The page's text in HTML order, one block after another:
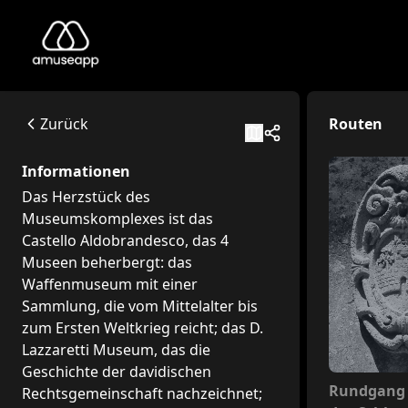
Polo Museale Arcidosso
Das Herzstück des Museumskomplexes ist das Castello
Available itineraries
Rundgang durch das Schloss und seine Geschichte
Dieser Rundgang konzentriert sich auf die Burg von
Reiseroute Waffenmuseum
Dieser Rundgang führt den Besucher in die Entdeckung
Reiseroute des David-Lazzaretti-Museums
Dieser Rundgang konzentriert sich auf die mystische
Rundgang Museum der mittelalterlichen Landschaft
Dieser Rundgang konzentriert sich auf den
MACO Museumsrundgang
Dieser Rundgang konzentriert sich auf das MACO, das
Zurück
Informationen
Das Herzstück des
Museumskomplexes ist das
Castello Aldobrandesco, das 4
Museen beherbergt: das
Waffenmuseum mit einer
Sammlung, die vom Mittelalter bis
zum Ersten Weltkrieg reicht; das D.
Lazzaretti Museum, das die
Geschichte der davidischen
Rechtsgemeinschaft nachzeichnet;
Routen
Nicht